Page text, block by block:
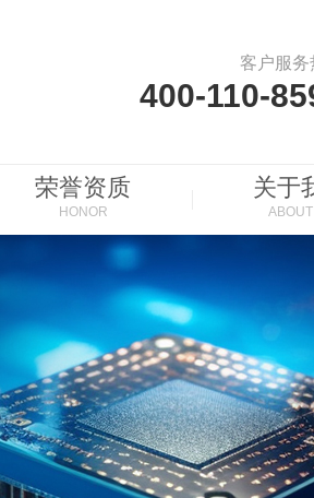
客户服务
400-110-
荣誉资质
HONOR
关于